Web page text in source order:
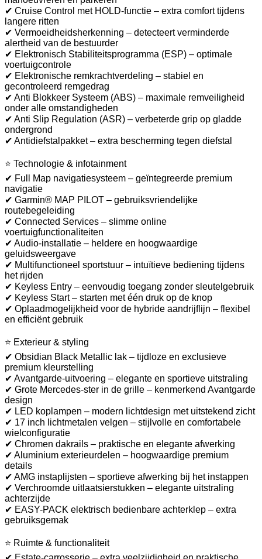
✔ Cruise Control met HOLD-functie – extra comfort tijdens
langere ritten
✔ Vermoeidheidsherkenning – detecteert verminderde
alertheid van de bestuurder
✔ Elektronisch Stabiliteitsprogramma (ESP) – optimale
voertuigcontrole
✔ Elektronische remkrachtverdeling – stabiel en
gecontroleerd remgedrag
✔ Anti Blokkeer Systeem (ABS) – maximale remveiligheid
onder alle omstandigheden
✔ Anti Slip Regulation (ASR) – verbeterde grip op gladde
ondergrond
✔ Antidiefstalpakket – extra bescherming tegen diefstal
⭐ Technologie & infotainment
✔ Full Map navigatiesysteem – geïntegreerde premium
navigatie
✔ Garmin® MAP PILOT – gebruiksvriendelijke
routebegeleiding
✔ Connected Services – slimme online
voertuigfunctionaliteiten
✔ Audio-installatie – heldere en hoogwaardige
geluidsweergave
✔ Multifunctioneel sportstuur – intuïtieve bediening tijdens
het rijden
✔ Keyless Entry – eenvoudig toegang zonder sleutelgebruik
✔ Keyless Start – starten met één druk op de knop
✔ Oplaadmogelijkheid voor de hybride aandrijflijn – flexibel
en efficiënt gebruik
⭐ Exterieur & styling
✔ Obsidian Black Metallic lak – tijdloze en exclusieve
premium kleurstelling
✔ Avantgarde-uitvoering – elegante en sportieve uitstraling
✔ Grote Mercedes-ster in de grille – kenmerkend Avantgarde
design
✔ LED koplampen – modern lichtdesign met uitstekend zicht
✔ 17 inch lichtmetalen velgen – stijlvolle en comfortabele
wielconfiguratie
✔ Chromen dakrails – praktische en elegante afwerking
✔ Aluminium exterieurdelen – hoogwaardige premium
details
✔ AMG instaplijsten – sportieve afwerking bij het instappen
✔ Verchroomde uitlaatsierstukken – elegante uitstraling
achterzijde
✔ EASY-PACK elektrisch bedienbare achterklep – extra
gebruiksgemak
⭐ Ruimte & functionaliteit